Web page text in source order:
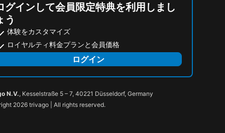
グインして会員限定特典を利用しまし
う
体験をカスタマイズ
ロイヤルティ料金プランと会員価格
ログイン
N.V., Kesselstraße 5 – 7, 40221 Düsseldorf, Germany
2026 trivago | All rights reserved.